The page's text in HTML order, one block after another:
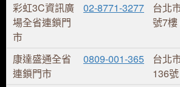
彩虹3C資訊廣
場全省連鎖門
市
02-8771-3277
台北
號7樓
康達盛通全省
連鎖門市
0809-001-365
台北
136號